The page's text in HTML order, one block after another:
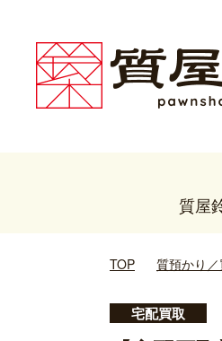
質屋
TOP 質預かり
宅配買取